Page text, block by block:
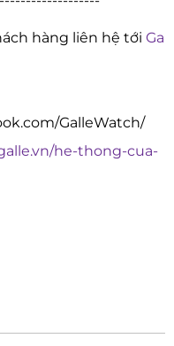
hàng liên hệ tới Ga
GalleWatch/
he-thong-cua-